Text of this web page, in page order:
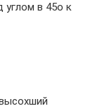
углом в 45o к